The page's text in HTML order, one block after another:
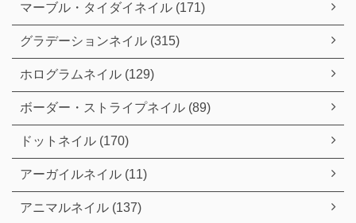
マーブル・タイダイネイル (171)
グラデーションネイル (315)
ホログラムネイル (129)
ボーダー・ストライプネイル (89)
ドットネイル (170)
アーガイルネイル (11)
アニマルネイル (137)